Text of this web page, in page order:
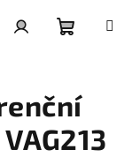
košík